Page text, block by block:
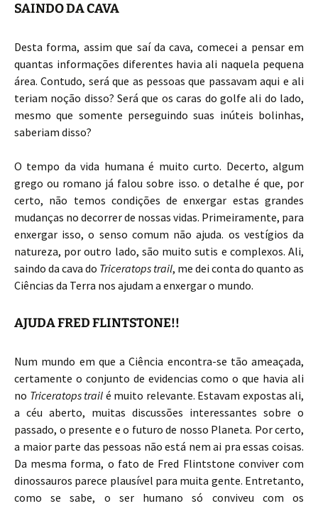
SAINDO DA CAVA
Desta forma, assim que saí da cava, comecei a pensar em
quantas informações diferentes havia ali naquela pequena
área. Contudo, será que as pessoas que passavam aqui e ali
teriam noção disso? Será que os caras do golfe ali do lado,
mesmo que somente perseguindo suas inúteis bolinhas,
saberiam disso?
O tempo da vida humana é muito curto. Decerto, algum
grego ou romano já falou sobre isso. o detalhe é que, por
certo, não temos condições de enxergar estas grandes
mudanças no decorrer de nossas vidas. Primeiramente, para
enxergar isso, o senso comum não ajuda. os vestígios da
natureza, por outro lado, são muito sutis e complexos. Ali,
saindo da cava do Triceratops trail, me dei conta do quanto as
Ciências da Terra nos ajudam a enxergar o mundo.
AJUDA FRED FLINTSTONE!!
Num mundo em que a Ciência encontra-se tão ameaçada,
certamente o conjunto de evidencias como o que havia ali
no Triceratops trail é muito relevante. Estavam expostas ali,
a céu aberto, muitas discussões interessantes sobre o
passado, o presente e o futuro de nosso Planeta. Por certo,
a maior parte das pessoas não está nem ai pra essas coisas.
Da mesma forma, o fato de Fred Flintstone conviver com
dinossauros parece plausível para muita gente. Entretanto,
como se sabe, o ser humano só conviveu com os